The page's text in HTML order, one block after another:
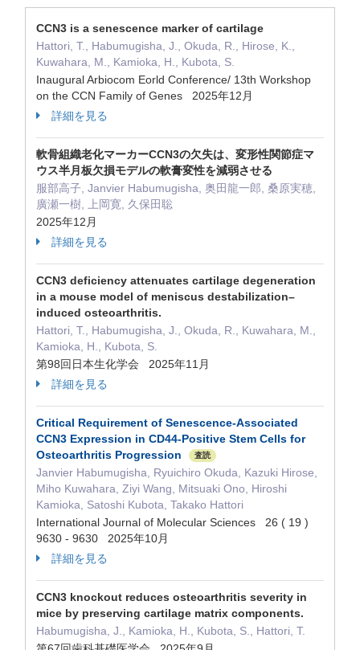
CCN3 is a senescence marker of cartilage
Hattori, T., Habumugisha, J., Okuda, R., Hirose, K.,
Kuwahara, M., Kamioka, H., Kubota, S.
Inaugural Arbiocom Eorld Conference/ 13th Workshop
on the CCN Family of Genes 2025年12月
詳細を見る
軟骨組織老化マーカーCCN3の欠失は、変形性関節症マ
ウス半月板欠損モデルの軟膏変性を減弱させる
服部高子, Janvier Habumugisha, 奥田龍一郎, 桑原実穂,
廣瀬一樹, 上岡寛, 久保田聡
2025年12月
詳細を見る
CCN3 deficiency attenuates cartilage degeneration
in a mouse model of meniscus destabilization–
induced osteoarthritis.
Hattori, T., Habumugisha, J., Okuda, R., Kuwahara, M.,
Kamioka, H., Kubota, S.
第98回日本生化学会 2025年11月
詳細を見る
Critical Requirement of Senescence-Associated
CCN3 Expression in CD44-Positive Stem Cells for
Osteoarthritis Progression
査読
Janvier Habumugisha, Ryuichiro Okuda, Kazuki Hirose,
Miho Kuwahara, Ziyi Wang, Mitsuaki Ono, Hiroshi
Kamioka, Satoshi Kubota, Takako Hattori
International Journal of Molecular Sciences 26 ( 19 )
9630 - 9630 2025年10月
詳細を見る
CCN3 knockout reduces osteoarthritis severity in
mice by preserving cartilage matrix components.
Habumugisha, J., Kamioka, H., Kubota, S., Hattori, T.